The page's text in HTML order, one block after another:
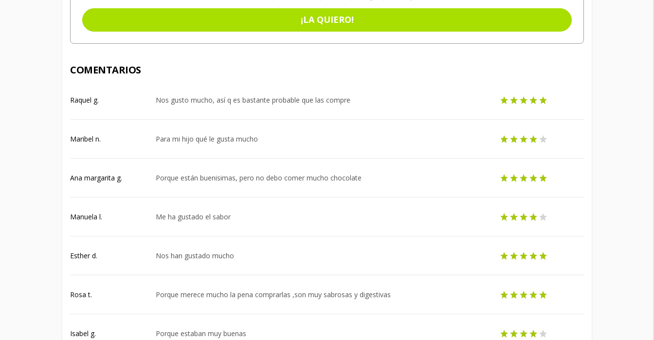
¡LA QUIERO!
COMENTARIOS
Raquel g. Nos gusto mucho, así q es bastante probable que las compre
Maribel n. Para mi hijo qué le gusta mucho
Ana margarita g. Porque están buenisimas, pero no debo comer mucho chocolate
Manuela l. Me ha gustado el sabor
Esther d. Nos han gustado mucho
Rosa t. Porque merece mucho la pena comprarlas ,son muy sabrosas y digestivas
Isabel g. Porque estaban muy buenas